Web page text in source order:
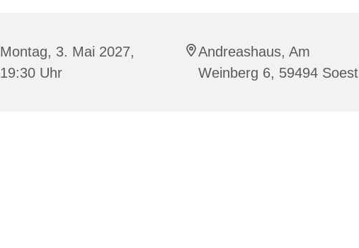
Montag, 3. Mai 2027,
19:30 Uhr
Andreashaus, Am
Weinberg 6, 59494 Soest